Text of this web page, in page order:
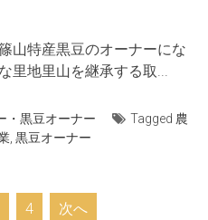
山特産黒豆のオーナーにな
里地里山を継承する取...
・黒豆オーナー Tagged 農
, 黒豆オーナー
4 次へ